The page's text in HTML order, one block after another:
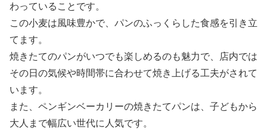
わっていることです。
この小麦は風味豊かで、パンのふっくらした食感を引き立
てます。
焼きたてのパンがいつでも楽しめるのも魅力で、店内では
その日の気候や時間帯に合わせて焼き上げる工夫がされて
います。
また、ペンギンベーカリーの焼きたてパンは、子どもから
大人まで幅広い世代に人気です。